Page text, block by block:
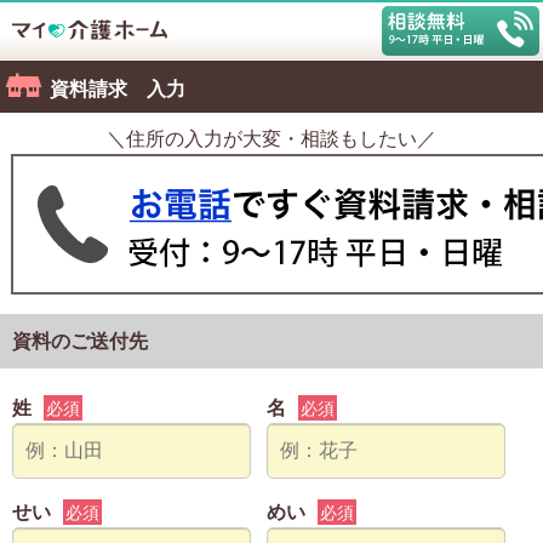
資料請求 入力
＼住所の入力が大変・相談もしたい／
資料のご送付先
姓 必須 名 必須
せい 必須 めい 必須